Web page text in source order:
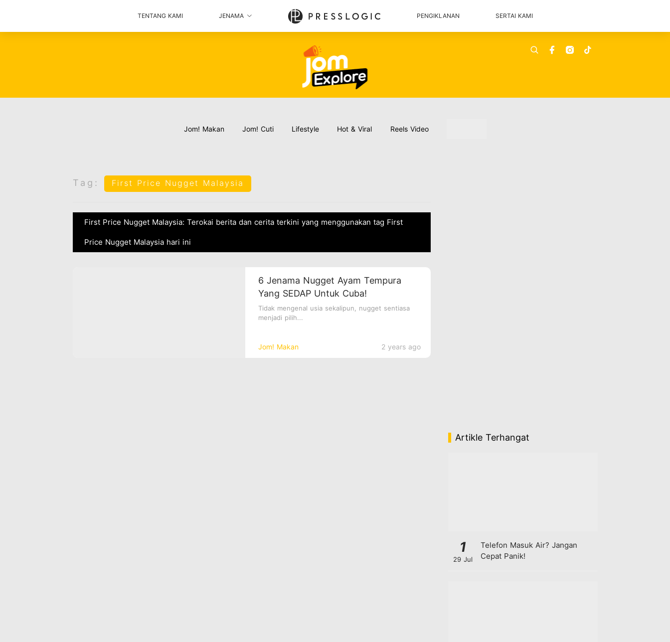
TENTANG KAMI JENAMA PENGIKLANAN SERTAI KAMI
Jom! Makan Jom! Cuti Lifestyle Hot & Viral Reels Video
Tag: First Price Nugget Malaysia
First Price Nugget Malaysia: Terokai berita dan cerita terkini yang menggunakan tag First
Price Nugget Malaysia hari ini
Jom! Makan 2 years ago
6 Jenama Nugget Ayam Tempura
Yang SEDAP Untuk Cuba!
Tidak mengenal usia sekalipun, nugget sentiasa
menjadi pilih...
Artikle Terhangat
1
29 Jul
Telefon Masuk Air? Jangan
Cepat Panik!